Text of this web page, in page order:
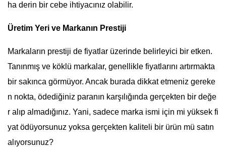
ha derin bir cebe ihtiyacınız olabilir.
Üretim Yeri ve Markanın Prestiji
Markaların prestiji de fiyatlar üzerinde belirleyici bir etken.
Tanınmış ve köklü markalar, genellikle fiyatlarını artırmakta
bir sakınca görmüyor. Ancak burada dikkat etmeniz gereke
n nokta, ödediğiniz paranın karşılığında gerçekten bir değe
r alıp almadığınız. Yani, sadece marka ismi için mi yüksek fi
yat ödüyorsunuz yoksa gerçekten kaliteli bir ürün mü satın
alıyorsunuz?